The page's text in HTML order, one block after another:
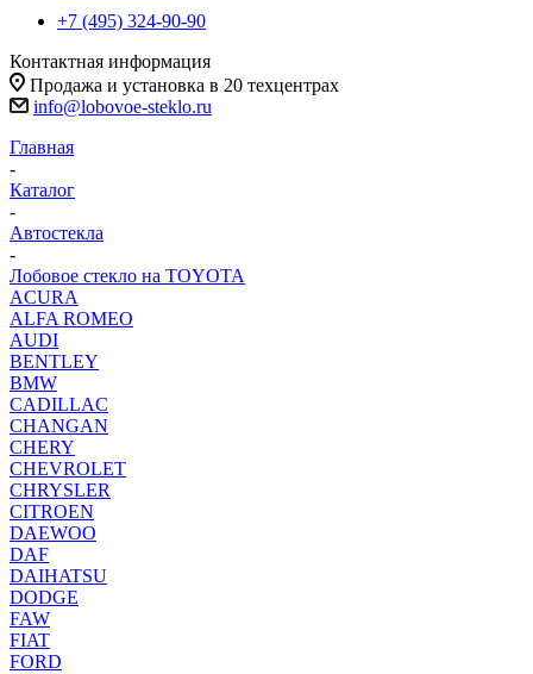
+7 (495) 324-90-90
Контактная информация
Продажа и установка в 20 техцентрах
info@lobovoe-steklo.ru
Главная
-
Каталог
-
Автостекла
-
Лобовое стекло на TOYOTA
ACURA
ALFA ROMEO
AUDI
BENTLEY
BMW
CADILLAC
CHANGAN
CHERY
CHEVROLET
CHRYSLER
CITROEN
DAEWOO
DAF
DAIHATSU
DODGE
FAW
FIAT
FORD